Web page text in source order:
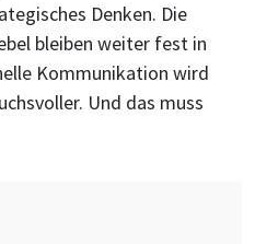
Denken. Die
bleiben weiter fest in
Kommunikation wird
Und das muss